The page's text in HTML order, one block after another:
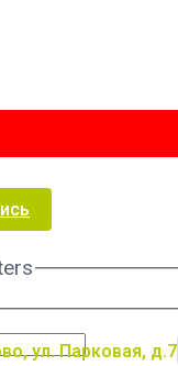
ул. Парковая, д.7